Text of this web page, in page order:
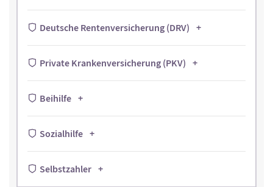
Deutsche Rentenversicherung (DRV)
Private Krankenversicherung (PKV)
Beihilfe
Sozialhilfe
Selbstzahler